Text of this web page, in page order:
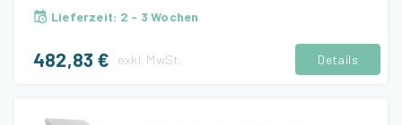
Lieferzeit: 2 - 3 Wochen
482,83 € exkl. MwSt. Details